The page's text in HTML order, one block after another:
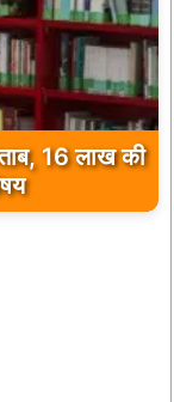
16 लाख की